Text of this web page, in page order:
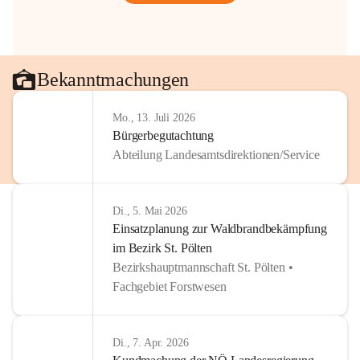
Bekanntmachungen
Mo., 13. Juli 2026
Bürgerbegutachtung
Abteilung Landesamtsdirektionen/Service
Di., 5. Mai 2026
Einsatzplanung zur Waldbrandbekämpfung
im Bezirk St. Pölten
Bezirkshauptmannschaft St. Pölten •
Fachgebiet Forstwesen
Di., 7. Apr. 2026